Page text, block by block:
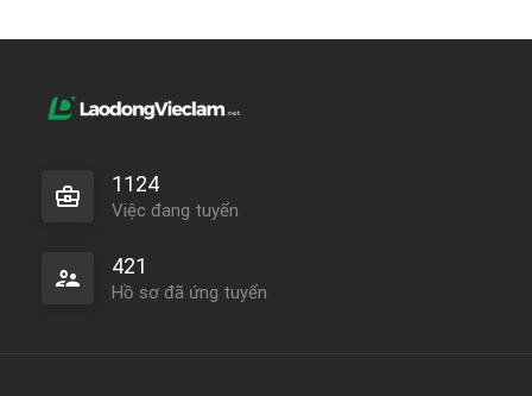
1124
Việc đang tuyển
421
Hồ sơ đã ứng tuyển